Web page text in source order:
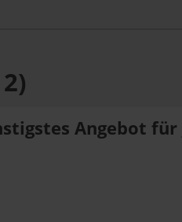
Angebot für